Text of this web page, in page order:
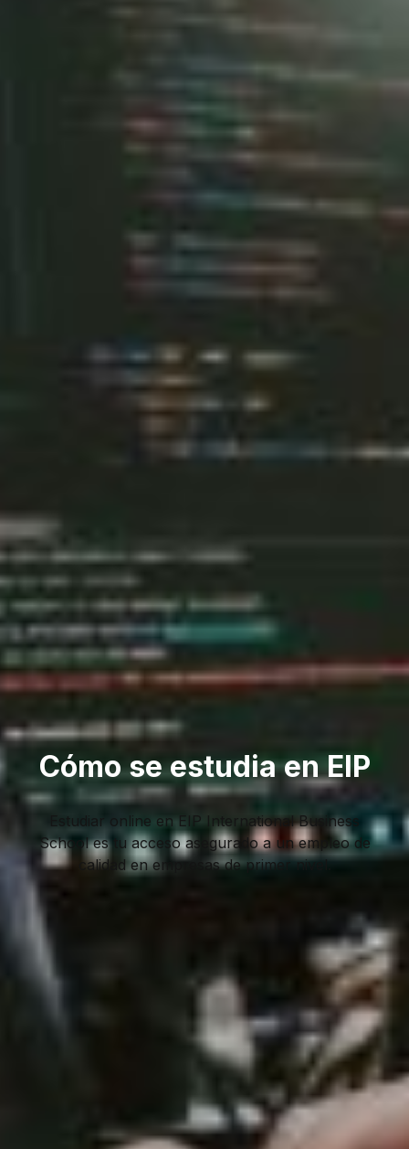
Cómo se estudia en EIP
Estudiar online en EIP International Business
School es tu acceso asegurado a un empleo de
calidad en empresas de primer nivel.